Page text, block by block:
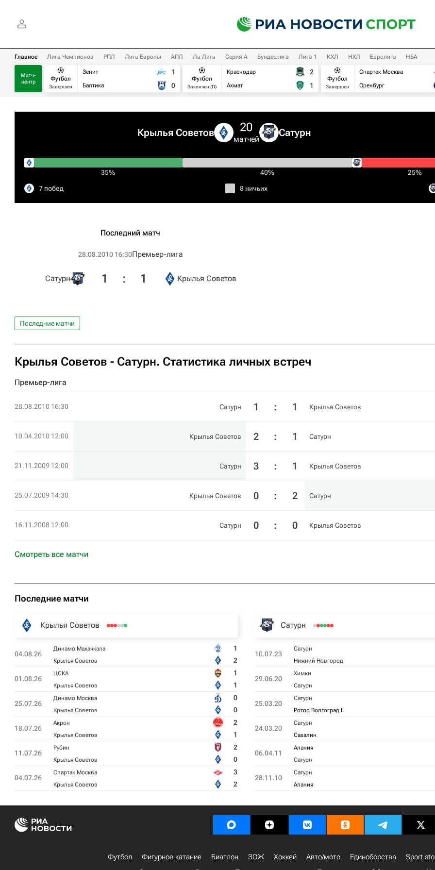
Главное Лига Чемпионов РПЛ Лига Европы АПЛ Ла Лига Серия А Бундеслига Лига 1 КХЛ НХЛ Евролига НБА
Матч-
центр
Футбол
Завершен
Зенит
Балтика
1
0
Футбол
Закончен (П)
Краснодар
Ахмат
2
1
Футбол
Завершен
Спартак Москва
Оренбург
Крылья Советов 20
матчей
Сатурн
35% 40% 25%
7 побед 8 ничьих
Последний матч
28.08.2010 16:30Премьер-лига
Сатурн 1 : 1 Крылья Советов
Последние матчи
Крылья Советов - Сатурн. Статистика личных встреч
Премьер-лига
28.08.2010 16:30 Сатурн 1 : 1 Крылья Советов
10.04.2010 12:00 Крылья Советов 2 : 1 Сатурн
21.11.2009 12:00 Сатурн 3 : 1 Крылья Советов
25.07.2009 14:30 Крылья Советов 0 : 2 Сатурн
16.11.2008 12:00 Сатурн 0 : 0 Крылья Советов
Смотреть все матчи
Последние матчи
Крылья Советов
04.08.26
Динамо Махачкала 1
Крылья Советов 2
01.08.26
ЦСКА 1
Крылья Советов 1
25.07.26
Динамо Москва 0
Крылья Советов 0
18.07.26
Акрон 2
Крылья Советов 1
11.07.26
Рубин 2
Крылья Советов 0
04.07.26
Спартак Москва 3
Крылья Советов 2
Сатурн
10.07.23
Сатурн
Нижний Новгород
29.06.20
Химки
Сатурн
25.03.20
Сатурн
Ротор Волгоград II
24.03.20
Сатурн
Сахалин
06.04.11
Алания
Сатурн
28.11.10
Сатурн
Алания
Футбол Фигурное катание Биатлон ЗОЖ Хоккей Авто/мото Единоборства
Sport